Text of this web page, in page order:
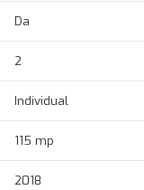
Da
2
Individual
115 mp
2018